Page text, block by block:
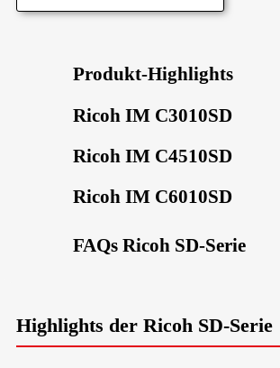
Produkt-Highlights
Ricoh IM C3010SD
Ricoh IM C4510SD
Ricoh IM C6010SD
FAQs Ricoh SD-Serie
Highlights der Ricoh SD-Serie